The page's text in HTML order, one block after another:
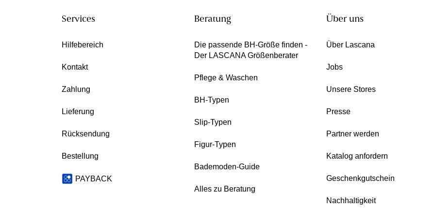
Services
Hilfebereich
Kontakt
Zahlung
Lieferung
Rücksendung
Bestellung
PAYBACK
Beratung
Die passende BH-Größe finden -
Der LASCANA Größenberater
Pflege & Waschen
BH-Typen
Slip-Typen
Figur-Typen
Bademoden-Guide
Alles zu Beratung
Über uns
Über Lascana
Jobs
Unsere Stores
Presse
Partner werden
Katalog anfordern
Geschenkgutschein
Nachhaltigkeit